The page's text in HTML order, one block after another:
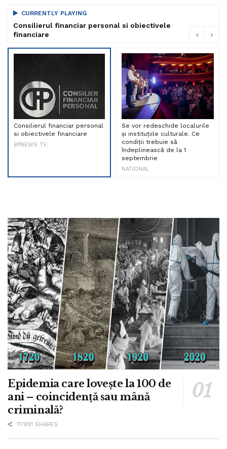
CURRENTLY PLAYING
Consilierul financiar personal si obiectivele
financiare
Consilierul financiar personal
si obiectivele financiare
BPNEWS TV
Se vor redeschide localurile
și instituțiile culturale. Ce
condiții trebuie să
îndeplinească de la 1
septembrie
NATIONAL
Epidemia care lovește la 100 de
ani – coincidență sau mână
criminală?
117891 SHARES